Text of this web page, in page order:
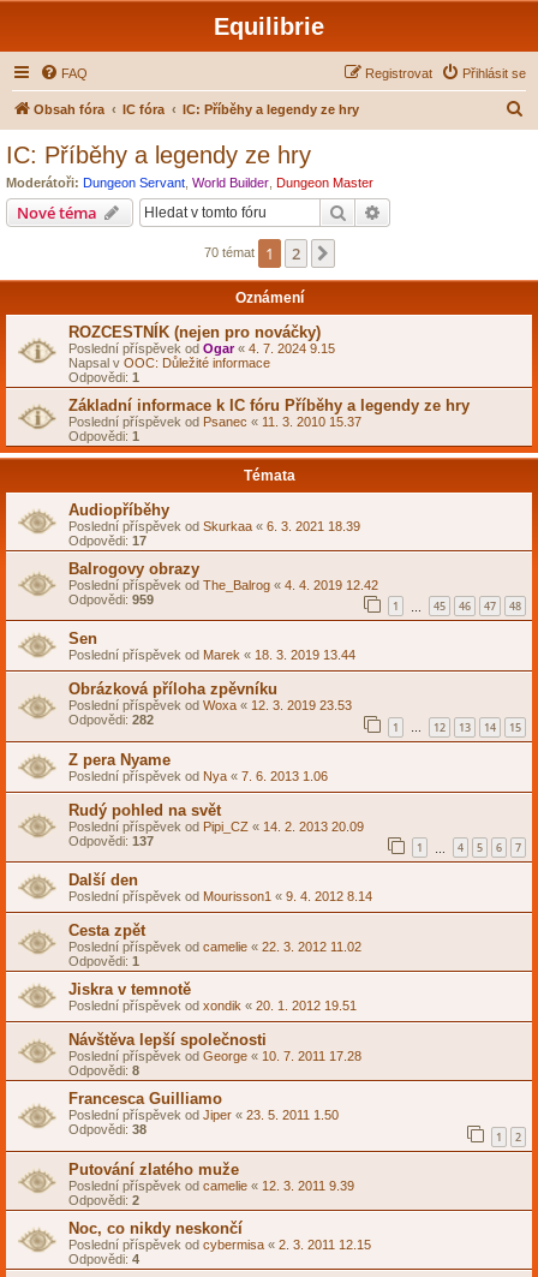
Equilibrie
FAQ Přihlásit se
Registrovat
Obsah fóra IC fóra IC: Příběhy a legendy ze hry
IC: Příběhy a legendy ze hry
Moderátoři: Dungeon Servant World Builder Dungeon Master
Nové téma Hledat
70 témat 1 2
Oznámení
ROZCESTNÍK (nejen pro nováčky)
Poslední příspěvek od Ogar« 4. 7. 2024 9.15
Napsal v OOC: Důležité informace
Odpovědi: 1
Základní informace k IC fóru Příběhy a legendy ze hry
Poslední příspěvek od Psanec « 11. 3. 2010 15.37
Odpovědi: 1
Témata
Audiopříběhy
Poslední příspěvek od Skurkaa « 6. 3. 2021 18.39
Odpovědi: 17
Balrogovy obrazy
Poslední příspěvek od The_Balrog « 4. 4. 2019 12.42
Odpovědi: 959 1 45 46 47 48
Sen
Poslední příspěvek od Marek « 18. 3. 2019 13.44
Obrázková příloha zpěvníku
Poslední příspěvek od Woxa « 12. 3. 2019 23.53
Odpovědi: 282 1 … 12 13 14 15
Z pera Nyame
Poslední příspěvek od Nya « 7. 6. 2013 1.06
Rudý pohled na svět
Poslední příspěvek od Pipi_CZ « 14. 2. 2013 20.09
Odpovědi: 137 1 4 5 6 7
Další den
Poslední příspěvek od Mourisson1 « 9. 4. 2012 8.14
Cesta zpět
Poslední příspěvek od camelie « 22. 3. 2012 11.02
Odpovědi: 1
Jiskra v temnotě
Poslední příspěvek od xondik « 20. 1. 2012 19.51
Návštěva lepší společnosti
Poslední příspěvek od George « 10. 7. 2011 17.28
Odpovědi: 8
Francesca Guilliamo
Poslední příspěvek od Jiper « 23. 5. 2011 1.50
Odpovědi: 38 1 2
Putování zlatého muže
Poslední příspěvek od camelie « 12. 3. 2011 9.39
Odpovědi: 2
Noc, co nikdy neskončí
Poslední příspěvek od cybermisa « 2. 3. 2011 12.15
Odpovědi: 4